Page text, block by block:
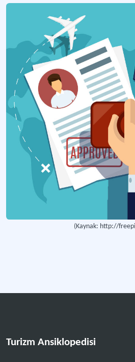
Transit Vize
Uluslararası havalimanlarında iki uçuş
Gümrük
Eşyanın sınır aşan hareketi esnasında
Kişilerin Serbest Dolaşımı
Avrupa Birliği iç politikalarından biri olan ve
(Kaynak: http://
Turizm Ansiklopedisi